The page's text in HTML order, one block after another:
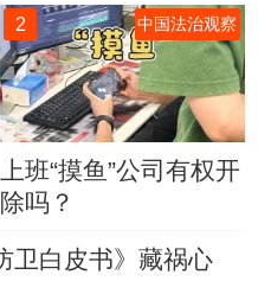
2 中国法治观察
上班“摸鱼”公司有权开
除吗？
卫白皮书》藏祸心